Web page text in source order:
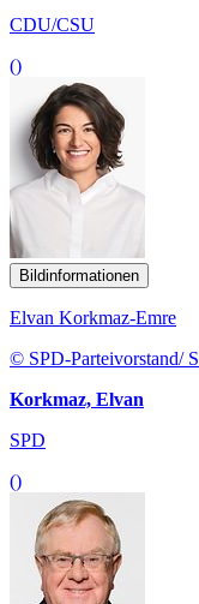
CDU/CSU
()
Bildinformationen
Elvan Korkmaz-Emre
© SPD-Parteivorstand/
Korkmaz, Elvan
SPD
()